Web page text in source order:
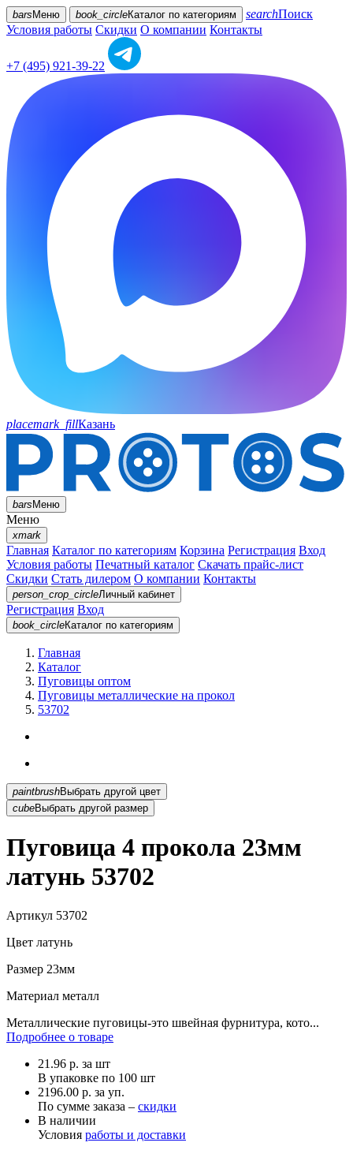
bars Меню book_circleКаталог по категориям searchПоиск
Условия работы Скидки О компании Контакты
+7 (495) 921-39-22
placemark_fillКазань
barsМеню
Меню
xmark
Главная Каталог по категориям Корзина Регистрация Вход
Условия работы Печатный каталог Скачать прайс-лист
Скидки Стать дилером О компании Контакты
person_crop_circleЛичный кабинет
Регистрация Вход
book_circleКаталог по категориям
Главная
Каталог
Пуговицы оптом
Пуговицы металлические на прокол
53702
paintbrush
Выбрать другой цвет
cubeВыбрать другой размер
Пуговица 4 прокола 23мм
латунь 53702
Артикул 53702
Цвет латунь
Размер 23мм
Материал металл
Металлические пуговицы-это швейная фурнитура, кото...
Подробнее о товаре
21.96 р. за шт
В упаковке по 100 шт
2196.00 р. за уп.
По сумме заказа – скидки
В наличии
Условия работы и доставки